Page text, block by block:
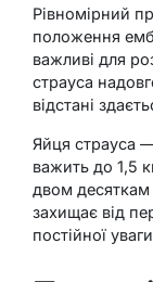
Рівномірний
положення
важливі для
страуса
відстані
Яйця страуса
важить до 1,5
двом десяткам
захищає від
постійної